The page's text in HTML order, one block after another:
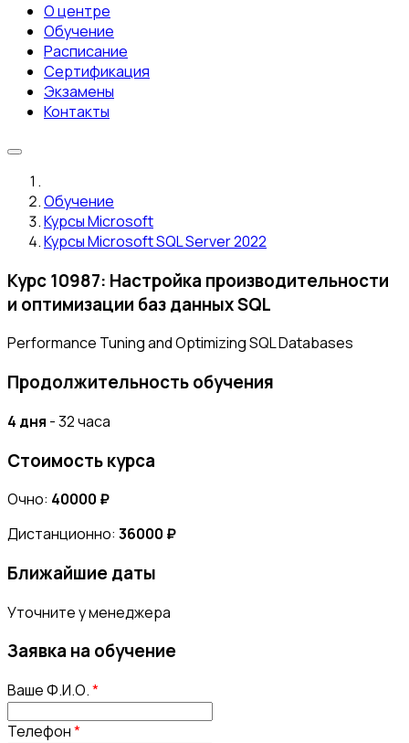
О центре
Обучение
Расписание
Сертификация
Экзамены
Контакты
Обучение
Курсы Microsoft
Курсы Microsoft SQL Server 2022
Курс 10987: Настройка производительности
и оптимизации баз данных SQL
Performance Tuning and Optimizing SQL Databases
Продолжительность обучения
4 дня - 32 часа
Стоимость курса
Очно: 40000 ₽
Дистанционно: 36000 ₽
Ближайшие даты
Уточните у менеджера
Заявка на обучение
Ваше Ф.И.О.*
Телефон*